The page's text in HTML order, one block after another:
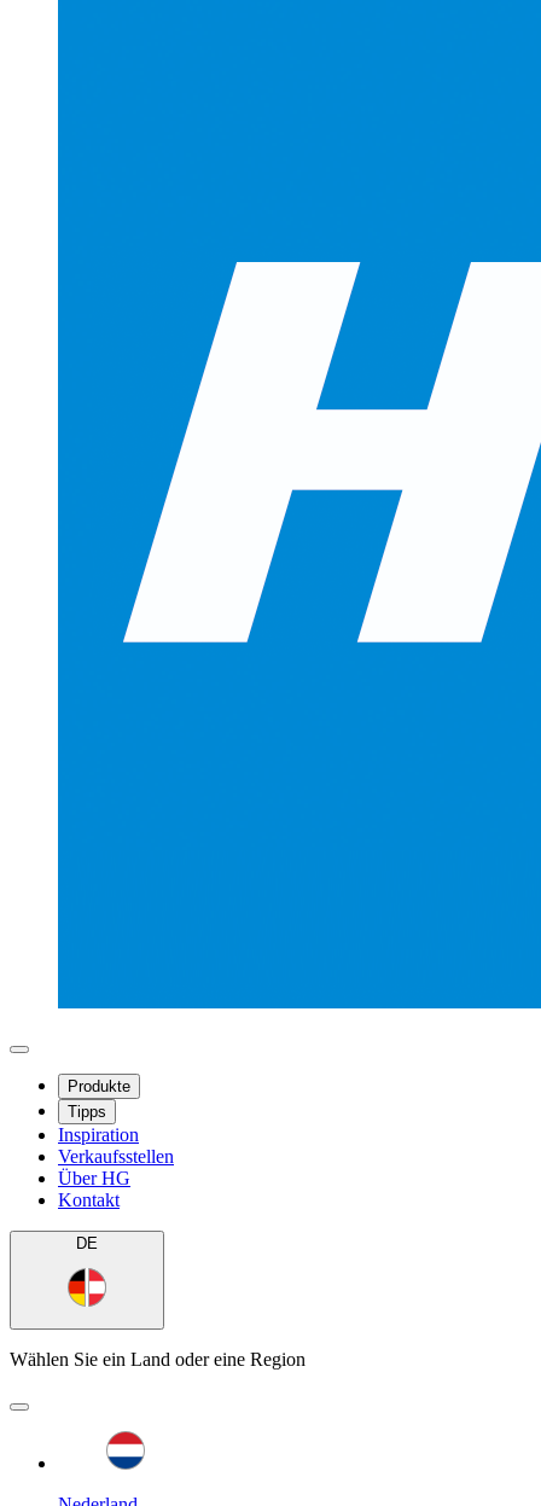
Produkte
Tipps
Inspiration
Verkaufsstellen
Über HG
Kontakt
DE
Wählen Sie ein Land oder eine Region